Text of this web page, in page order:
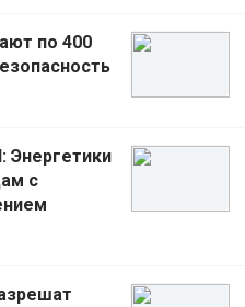
по 400
Энергетики
с